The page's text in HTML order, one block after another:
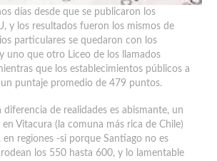
días desde que se publicaron los
y los resultados fueron los mismos de
particulares se quedaron con los
uno que otro Liceo de los llamados
que los establecimientos públicos a
un puntaje promedio de 479 puntos.
diferencia de realidades es abismante, un
Vitacura (la comuna más rica de Chile)
regiones -si porque Santiago no es
los 550 hasta 600, y lo lamentable